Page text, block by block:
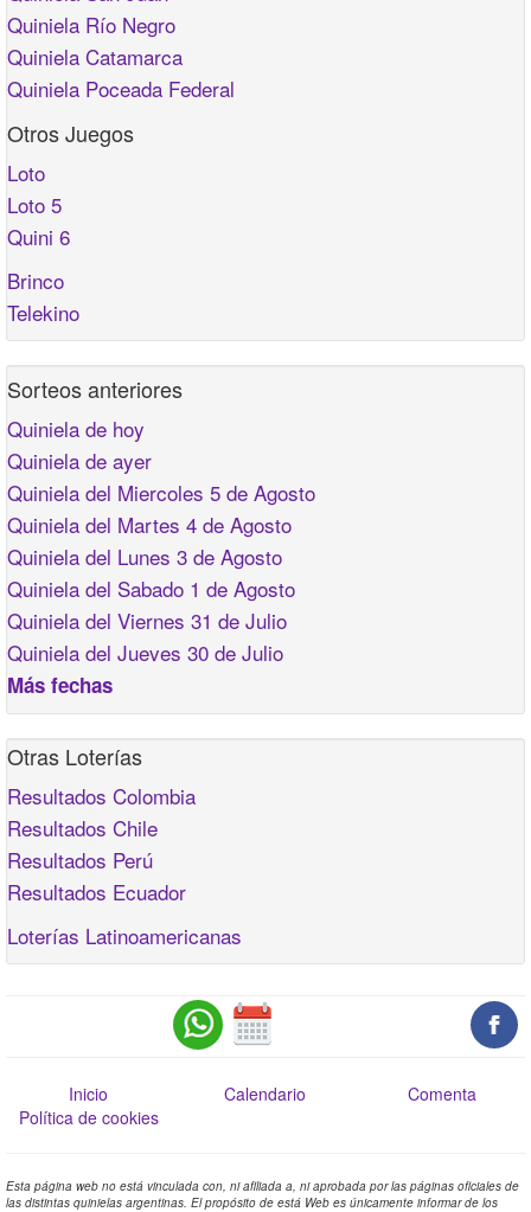
Quiniela Río Negro
Quiniela Catamarca
Quiniela Poceada Federal
Otros Juegos
Loto
Loto 5
Quini 6
Brinco
Telekino
Sorteos anteriores
Quiniela de hoy
Quiniela de ayer
Quiniela del Miercoles 5 de Agosto
Quiniela del Martes 4 de Agosto
Quiniela del Lunes 3 de Agosto
Quiniela del Sabado 1 de Agosto
Quiniela del Viernes 31 de Julio
Quiniela del Jueves 30 de Julio
Más fechas
Otras Loterías
Resultados Colombia
Resultados Chile
Resultados Perú
Resultados Ecuador
Loterías Latinoamericanas
Inicio Calendario
Comenta
Política de cookies
Esta página web no está vinculada con, ni afiliada a, ni aprobada por las páginas oficiales de
las distintas quinielas argentinas. El propósito de está Web es únicamente informar de los